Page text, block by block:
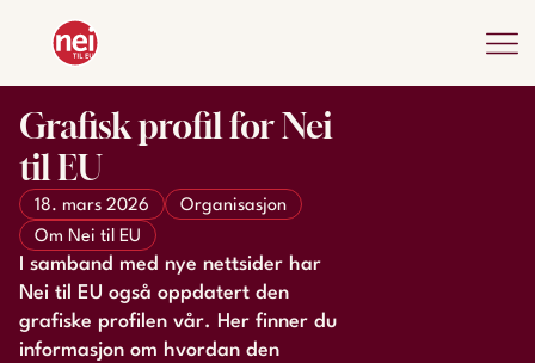
Grafisk profil for Nei
til EU
18. mars 2026
Organisasjon
Om Nei til EU
I samband med nye nettsider har
Nei til EU også oppdatert den
grafiske profilen vår. Her finner du
informasjon om hvordan den